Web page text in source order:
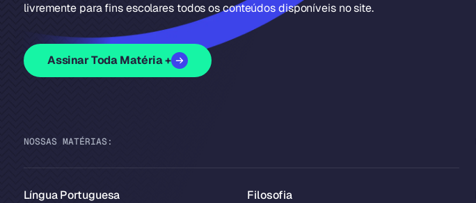
livremente para fins escolares todos os conteúdos disponíveis no site.
Assinar Toda Matéria +
NOSSAS MATÉRIAS:
Língua Portuguesa
Filosofia